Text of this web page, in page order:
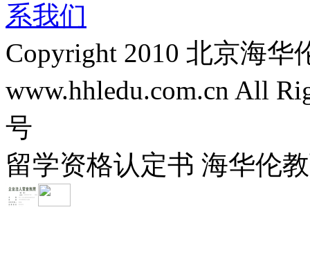
系我们
Copyright 2010 北京海
www.hhledu.com.cn All
号
留学资格认定书 海华伦